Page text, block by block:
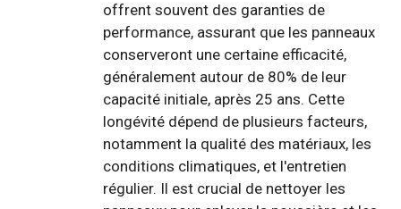
offrent souvent des garanties de
performance, assurant que les panneaux
conserveront une certaine efficacité,
généralement autour de 80% de leur
capacité initiale, après 25 ans. Cette
longévité dépend de plusieurs facteurs,
notamment la qualité des matériaux, les
conditions climatiques, et l'entretien
régulier. Il est crucial de nettoyer les